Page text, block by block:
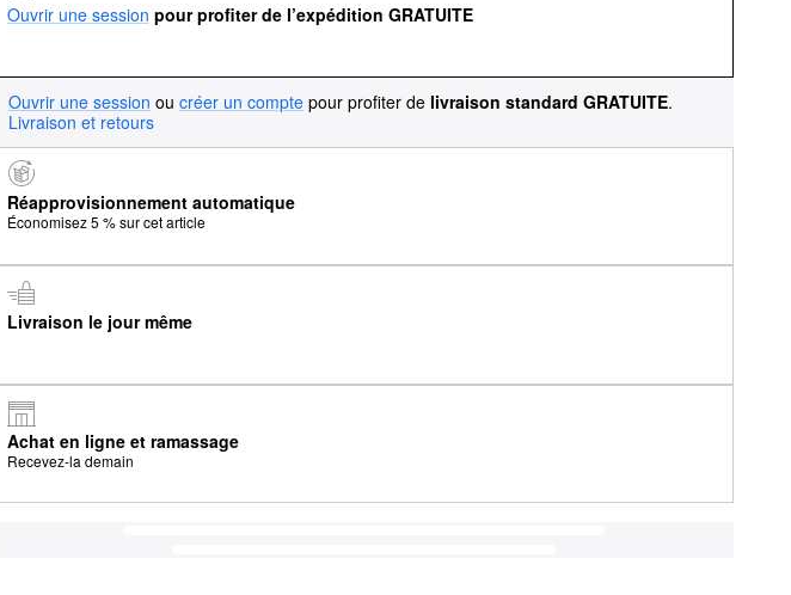
Ouvrir une session pour profiter de l’expédition GRATUITE
Ouvrir une session ou créer un compte pour profiter de livraison standard GRATUITE.
Livraison et retours
Réapprovisionnement automatique
Économisez 5 % sur cet article
Livraison le jour même
Achat en ligne et ramassage
Recevez-la demain